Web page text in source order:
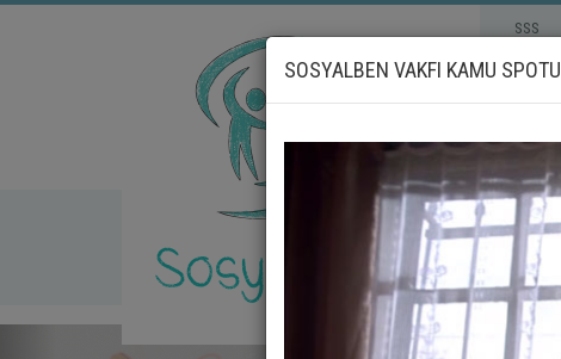
SSS
SOSYALBEN VAKFI KAMU SPOTU